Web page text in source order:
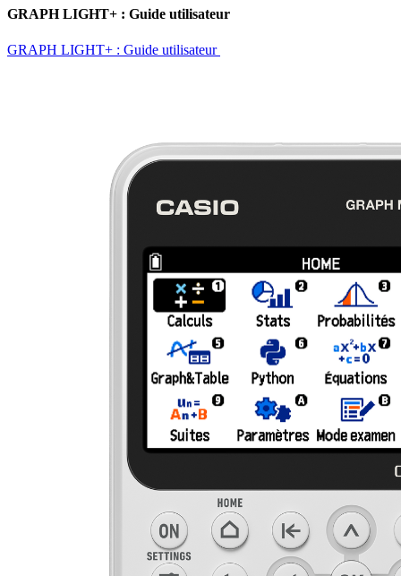
GRAPH LIGHT+ : Guide utilisateur ​
GRAPH LIGHT+ : Guide utilisateur ​